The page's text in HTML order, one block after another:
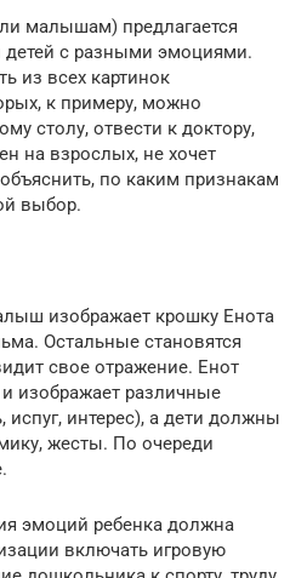
малышам) предлагается
детей с разными эмоциями.
из всех картинок
к примеру, можно
столу, отвести к доктору,
на взрослых, не хочет
по каким признакам
выбор.
изображает крошку Енота
Остальные становятся
свое отражение. Енот
изображает различные
испуг, интерес), а дети должны
жесты. По очереди
эмоций ребенка должна
включать игровую